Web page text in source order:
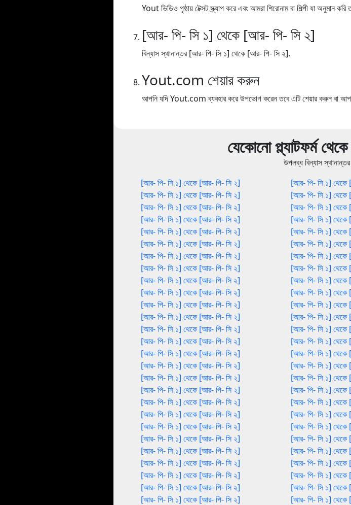
Yout ভিডিও পৃষ্ঠায় টেক্সট স্ক্র্যাপ করে এবং আমরা শিরোনাম বা শিল্পী যা অনুমান
[আর- পি- সি ১] থেকে [আর- পি- সি ২]
বিন্যাস স্থানান্তর [আর- পি- সি ১] থেকে [আর- পি- সি ২].
Yout.com শেয়ার করুন
আপনি যদি Yout.com ব্যবহার করে উপভোগ করেন তবে এটি শেয়ার করুন বা
যেকোনো প্ল্যাটফর্ম
উপলব্ধ বিন্যাস
[আর- পি- সি ১] থেকে [আর- পি- সি ২]
[আর- পি- সি ১] থেকে [আর- পি- সি ২]
[আর- পি- সি ১] থেকে [আর- পি- সি ২]
[আর- পি- সি ১] থেকে [আর- পি- সি ২]
[আর- পি- সি ১] থেকে [আর- পি- সি ২]
[আর- পি- সি ১] থেকে [আর- পি- সি ২]
[আর- পি- সি ১] থেকে [আর- পি- সি ২]
[আর- পি- সি ১] থেকে [আর- পি- সি ২]
[আর- পি- সি ১] থেকে [আর- পি- সি ২]
[আর- পি- সি ১] থেকে [আর- পি- সি ২]
[আর- পি- সি ১] থেকে [আর- পি- সি ২]
[আর- পি- সি ১] থেকে [আর- পি- সি ২]
[আর- পি- সি ১] থেকে [আর- পি- সি ২]
[আর- পি- সি ১] থেকে [আর- পি- সি ২]
[আর- পি- সি ১] থেকে [আর- পি- সি ২]
[আর- পি- সি ১] থেকে [আর- পি- সি ২]
[আর- পি- সি ১] থেকে [আর- পি- সি ২]
[আর- পি- সি ১] থেকে [আর- পি- সি ২]
[আর- পি- সি ১] থেকে [আর- পি- সি ২]
[আর- পি- সি ১] থেকে [আর- পি- সি ২]
[আর- পি- সি ১] থেকে [আর- পি- সি ২]
[আর- পি- সি ১] থেকে [আর- পি- সি ২]
[আর- পি- সি ১] থেকে [আর- পি- সি ২]
[আর- পি- সি ১] থেকে [আর- পি- সি ২]
[আর- পি- সি ১] থেকে [আর- পি- সি ২]
[আর- পি- সি ১] থেকে [আর- পি- সি ২]
[আর- পি- সি ১] থেকে [আর- পি- সি ২]
[আর- পি- সি ১] থেকে
[আর- পি- সি ১] থেকে
[আর- পি- সি ১] থেকে
[আর- পি- সি ১] থেকে
[আর- পি- সি ১] থেকে
[আর- পি- সি ১] থেকে
[আর- পি- সি ১] থেকে
[আর- পি- সি ১] থেকে
[আর- পি- সি ১] থেকে
[আর- পি- সি ১] থেকে
[আর- পি- সি ১] থেকে
[আর- পি- সি ১] থেকে
[আর- পি- সি ১] থেকে
[আর- পি- সি ১] থেকে
[আর- পি- সি ১] থেকে
[আর- পি- সি ১] থেকে
[আর- পি- সি ১] থেকে
[আর- পি- সি ১] থেকে
[আর- পি- সি ১] থেকে
[আর- পি- সি ১] থেকে
[আর- পি- সি ১] থেকে
[আর- পি- সি ১] থেকে
[আর- পি- সি ১] থেকে
[আর- পি- সি ১] থেকে
[আর- পি- সি ১] থেকে
[আর- পি- সি ১] থেকে
[আর- পি- সি ১] থেকে